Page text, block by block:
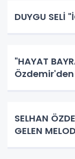
DUYGU SELİ
"HAYAT
SELHAN
GELEN